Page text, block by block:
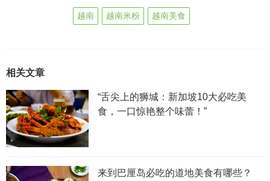
越南 越南米粉 越南美食
相关文章
“舌尖上的狮城：新加坡10大必吃美
食，一口惊艳整个味蕾！”
来到巴厘岛必吃的道地美食有哪些？